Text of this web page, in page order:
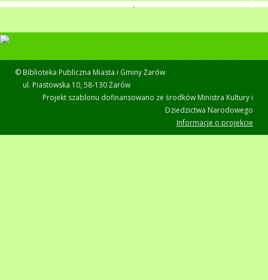
© Biblioteka Publiczna Miasta i Gminy Żarów
ul. Piastowska 10, 58-130 Żarów
Projekt szablonu dofinansowano ze środków Ministra Kultury i
Dziedzictwa Narodowego
Informacje o projekcie